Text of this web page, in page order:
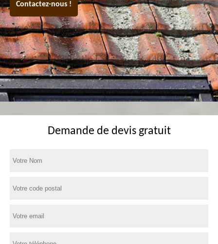
Contactez-nous !
Demande de devis gratuit